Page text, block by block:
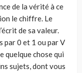
de la vérité à ce
le chiffre. Le
de sa valeur.
par 0 et 1 ou par V
quelque chose qui
sujets, dont vous